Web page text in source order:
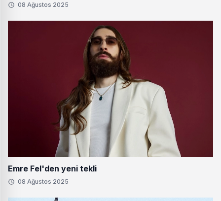
08 Ağustos 2025
Emre Fel'den yeni tekli
08 Ağustos 2025